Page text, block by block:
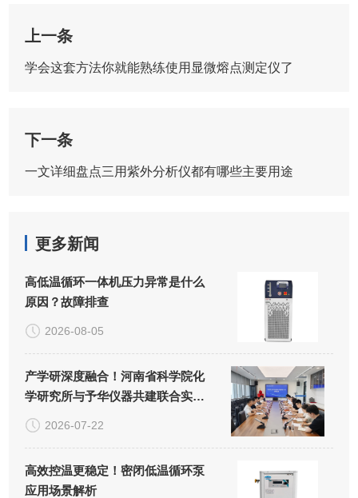
上一条
学会这套方法你就能熟练使用显微熔点测定仪了
下一条
一文详细盘点三用紫外分析仪都有哪些主要用途
更多新闻
高低温循环一体机压力异常是什么
原因？故障排查
2026-08-05
产学研深度融合！河南省科学院化
学研究所与予华仪器共建联合实验
室正式揭牌
2026-07-22
高效控温更稳定！密闭低温循环泵
应用场景解析